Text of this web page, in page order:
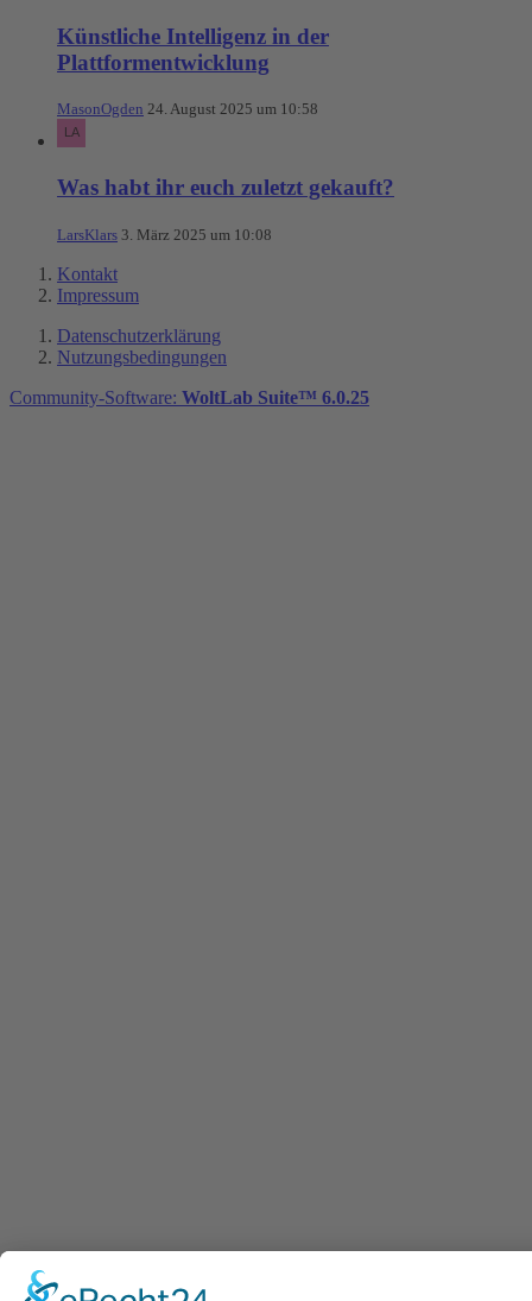
Künstliche Intelligenz in der
Plattformentwicklung
MasonOgden 24. August 2025 um 10:58
Was habt ihr euch zuletzt gekauft?
LarsKlars 3. März 2025 um 10:08
Kontakt
Impressum
Datenschutzerklärung
Nutzungsbedingungen
Community-Software: WoltLab Suite™ 6.0.25